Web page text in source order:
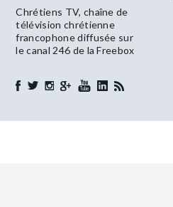
Chrétiens TV, chaîne de
télévision chrétienne
francophone diffusée sur
le canal 246 de la Freebox